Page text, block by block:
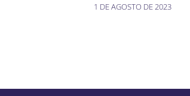
1 DE AGOSTO DE 2023